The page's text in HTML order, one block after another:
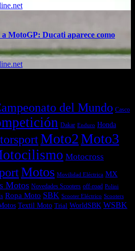
MotoGP: Ducati aparece como
del Mundo Casco
Dakar Enduro Honda
Moto2Moto3
Motocross
Motos Movilidad Eléctrica MX
Motos Novedades Scooters off-road Polini
Ropa Moto SBK Scooter Eléctrico Scooters
Textil Moto Trial WorldSBK WSBK